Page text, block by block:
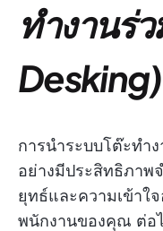
ทำงานร่
Desking)
การนำระบบโต๊ะทำ
อย่างมีประสิทธิภาพ
ยุทธ์และความเข้าใ
พนักงานของคุณ ต่อ